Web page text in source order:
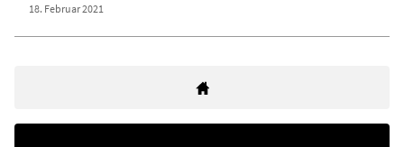
18. Februar 2021